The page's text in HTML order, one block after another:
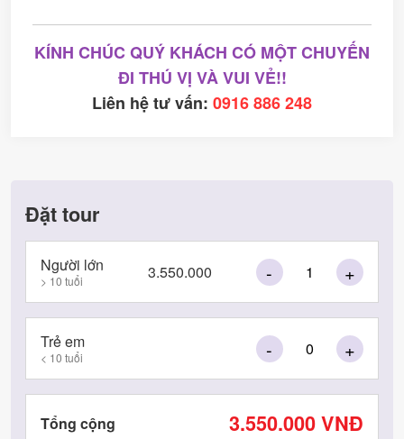
KÍNH CHÚC QUÝ KHÁCH CÓ MỘT CHUYẾN
ĐI THÚ VỊ VÀ VUI VẺ!!
Liên hệ tư vấn: 0916 886 248
Đặt tour
Người lớn
> 10 tuổi 3.550.000 - +
Trẻ em
< 10 tuổi - +
Tổng cộng 3.550.000VNĐ